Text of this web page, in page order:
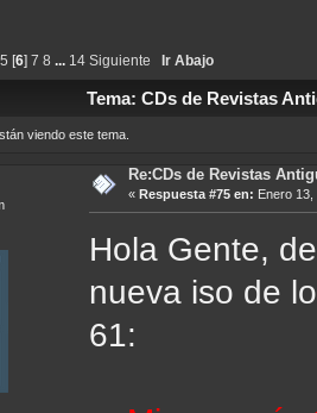
5 [6] 7 8 ... 14 Siguiente Ir Abajo
Tema: CDs de Revistas
viendo este tema.
Re:CDs de Revistas
« Respuesta #75 en: Enero
Hola Gente,
nueva iso de
61: